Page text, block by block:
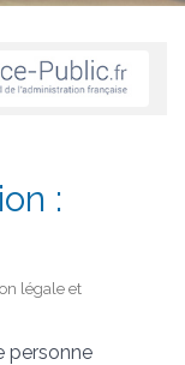
:
légale et
personne